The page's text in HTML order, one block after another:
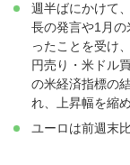
週半ばにかけて
長の発言や1月
ったことを受け
円売り・米ドル
の米経済指標の
れ、上昇幅を縮
ユーロは前週末